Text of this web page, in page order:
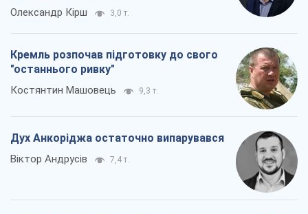
Олександр Кірш 3,0 т.
Кремль розпочав підготовку до свого
"останнього ривку"
Костянтин Машовець 9,3 т.
Дух Анкоріджа остаточно випарувався
Віктор Андрусів 7,4 т.